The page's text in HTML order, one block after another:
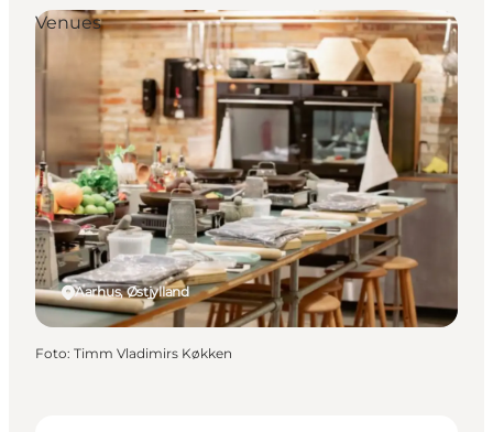
Aarhus, Østjylland
Venues
Foto: Timm Vladimirs Køkken